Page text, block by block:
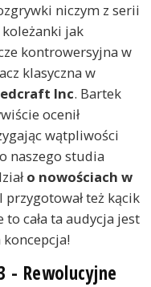
niczym z serii
koleżanki jak
kontrowersyjna w
klasyczna w
Inc. Bartek
ocenił
wątpliwości
naszego studia
o nowościach w
przygotował też kącik
to cała ta audycja jest
- Rewolucyjne